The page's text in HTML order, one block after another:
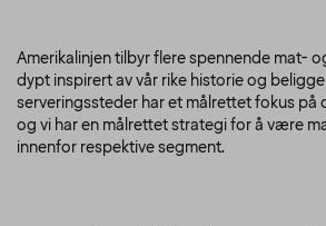
Amerikalinjen tilbyr flere spennende mat-
dypt inspirert av vår rike historie og
serveringssteder har et målrettet fokus på
og vi har en målrettet strategi for å være
innenfor respektive segment.